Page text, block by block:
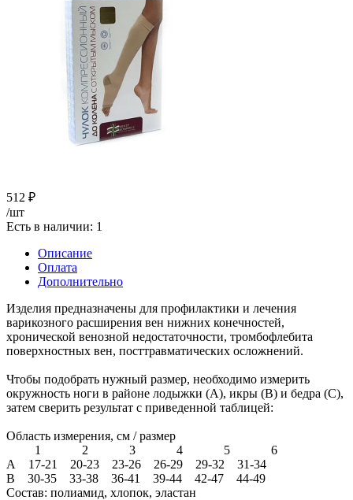
512 ₽
/шт
Есть в наличии: 1
Описание
Оплата
Дополнительно
Изделия предназначены для профилактики и лечения
варикозного расширения вен нижних конечностей,
хронической венозной недостаточности, тромбофлебита
поверхностных вен, посттравматических осложнений.
Чтобы подобрать нужный размер, необходимо измерить
окружность ноги в районе лодыжки (А), икры (В) и бедра (С),
затем сверить результат с приведенной таблицей:
Область измерения, см / размер
1 2 3 4 5 6
А 17-21 20-23 23-26 26-29 29-32 31-34
В 30-35 33-38 36-41 39-44 42-47 44-49
Состав: полиамид, хлопок, эластан